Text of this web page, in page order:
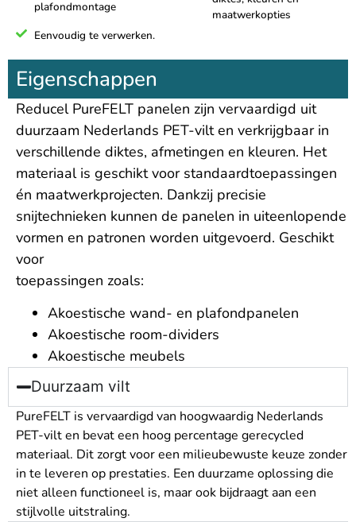
plafondmontage
maatwerkopties
Eenvoudig te verwerken.
Eigenschappen
Reducel PureFELT panelen zijn vervaardigd uit
duurzaam Nederlands PET-vilt en verkrijgbaar in
verschillende diktes, afmetingen en kleuren. Het
materiaal is geschikt voor standaardtoepassingen
én maatwerkprojecten. Dankzij precisie
snijtechnieken kunnen de panelen in uiteenlopende
vormen en patronen worden uitgevoerd. Geschikt
voor
toepassingen zoals:
Akoestische wand- en plafondpanelen
Akoestische room-dividers
Akoestische meubels
Duurzaam vilt
PureFELT is vervaardigd van hoogwaardig Nederlands
PET-vilt en bevat een hoog percentage gerecycled
materiaal. Dit zorgt voor een milieubewuste keuze zonder
in te leveren op prestaties. Een duurzame oplossing die
niet alleen functioneel is, maar ook bijdraagt aan een
stijlvolle uitstraling.